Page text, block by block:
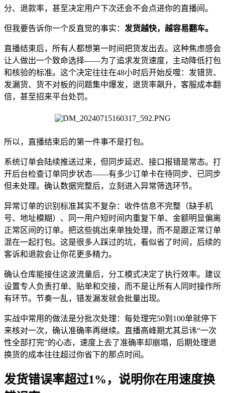
分、退款率，甚至决定用户下次还会不会点进你的直播间。
但我要告诉你一个反直觉的事实： 发货越快，越容易翻车。
直播结束后，所有人都想第一时间把货发出去。这种焦虑感会
让人做出一个致命选择——为了追求发货速度，主动降低打包
和核验的标准。这个决定往往在48小时后开始反噬：发错货、
发漏货、货不对板的问题集中爆发，退货率飙升，客服成本翻
倍，甚至招来平台处罚。
所以，直播结束后的第一件事不是打包。
系统订单会陆续推送过来，但同步延迟、接口报错是常态。打
开后台检查订单同步状态——有多少订单卡在待同步、已同步
但未处理。确认数据完整后，立刻进入异常筛选环节。
异常订单的识别标准其实不复杂：收件信息不完整（缺手机
号、地址模糊）、同一用户短时间内重复下单、金额明显偏离
正常区间的订单。把这些挑出来单独处理，而不是跟正常订单
混在一起打包。这是很多人踩过的坑，看似省了时间，后续的
客诉和退款会让你花更多精力。
确认仓库能接住这波流量后，分工模式决定了执行效率。建议
设置专人负责打单、贴单和交接，而不是让所有人同时操作所
有环节。节奏一乱，错发漏发就会批量出现。
实战中常用的做法是分批次处理：每处理完50到100单就停下
来核对一次，确认准确率再继续。直播高峰期尤其忌讳“一次
性全部打完”的心态，速度上去了准确率却崩塌，后期处理退
换货的成本往往超过你省下的那点时间。
发货错误率超过1%，说明你在用速度换